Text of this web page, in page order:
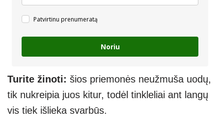
Patvirtinu prenumeratą
Noriu
Turite žinoti: šios priemonės neužmuša uodų,
tik nukreipia juos kitur, todėl tinkleliai ant langų
vis tiek išlieka svarbūs.